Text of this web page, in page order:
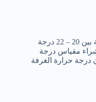
يوصى بالحفاظ على درجة حرارة الغرفة بين 20 – 22 درجة
مقياس درجة
درجة حرارة الغرفة